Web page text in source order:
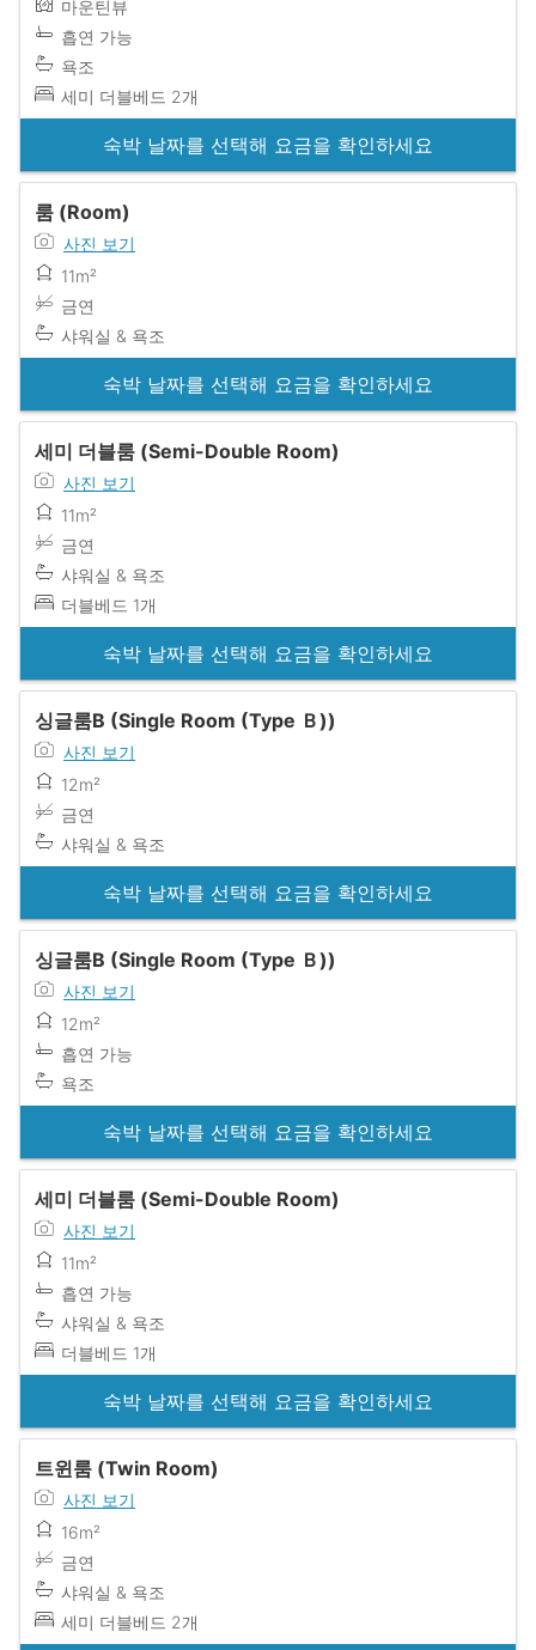
마운틴뷰
흡연 가능
욕조
세미 더블베드 2개
숙박 날짜를 선택해 요금을 확인하세요
룸 (Room)
사진 보기
11m²
금연
샤워실 & 욕조
숙박 날짜를 선택해 요금을 확인하세요
세미 더블룸 (Semi-Double Room)
사진 보기
11m²
금연
샤워실 & 욕조
더블베드 1개
숙박 날짜를 선택해 요금을 확인하세요
싱글룸B (Single Room (Type Ｂ))
사진 보기
12m²
금연
샤워실 & 욕조
숙박 날짜를 선택해 요금을 확인하세요
싱글룸B (Single Room (Type Ｂ))
사진 보기
12m²
흡연 가능
욕조
숙박 날짜를 선택해 요금을 확인하세요
세미 더블룸 (Semi-Double Room)
사진 보기
11m²
흡연 가능
샤워실 & 욕조
더블베드 1개
숙박 날짜를 선택해 요금을 확인하세요
트윈룸 (Twin Room)
사진 보기
16m²
금연
샤워실 & 욕조
세미 더블베드 2개